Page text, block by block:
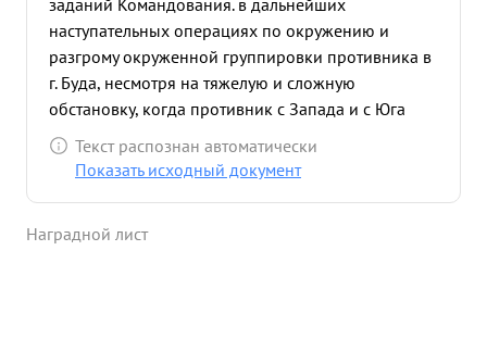
заданий Командования. в дальнейших
наступательных операциях по окружению и
разгрому окруженной группировки противника в
г. Буда, несмотря на тяжелую и сложную
обстановку, когда противник с Запада и с Юга
стремился на выручку окруженной группировке,
умело проводил в жизнь приказы Командования
работа штаба Армии в период наступатель ной
Текст распознан автоматически
Показать исходный документ
Наградной лист